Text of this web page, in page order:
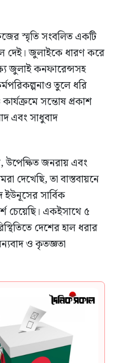
স্মৃতি সংবলিত একটি
দেই। জুলাইকে ধারণ করে
জুলাই কনফারেন্সসহ
তুলে ধরি
সন্তোষ প্রকাশ
এবং সাধুবাদ
উপেক্ষিত জনরায় এবং
দেখেছি, তা বাস্তবায়নে
সার্বিক
চেয়েছি। একইসাথে ৫
দেশের হাল ধরার
ও কৃতজ্ঞতা